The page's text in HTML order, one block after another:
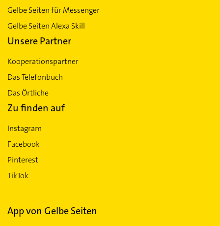
Gelbe Seiten für Messenger
Gelbe Seiten Alexa Skill
Unsere Partner
Kooperationspartner
Das Telefonbuch
Das Örtliche
Zu finden auf
Instagram
Facebook
Pinterest
TikTok
App von Gelbe Seiten